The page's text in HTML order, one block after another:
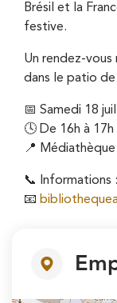
Brésil et la
festive.
Un rendez-vous
dans le patio
📅 Samedi 18
🕓 De 16h à 17h
📍
📞 Informations
📧